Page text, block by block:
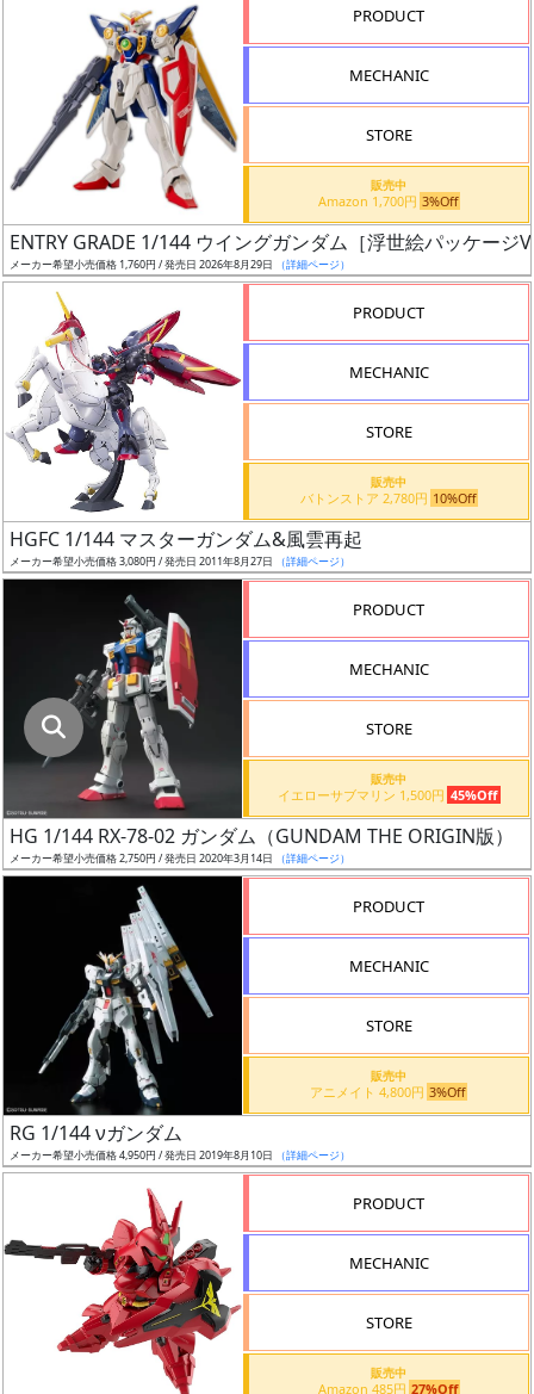
店
し
た
店
最
安
ボ
ク
ス
ア
ー
タ
ー
PRODUCT
MECHANIC
STORE
販売中
Amazon 1,700円 3%Off
ENTRY GRADE 1/144 ウイングガンダム［浮世絵パッケージ
メーカー希望小売価格 1,760円 / 発売日 2026年8月29日 （詳細ページ）
PRODUCT
MECHANIC
STORE
販売中
バトンストア 2,780円 10%Off
HGFC 1/144 マスターガンダム&風雲再起
メーカー希望小売価格 3,080円 / 発売日 2011年8月27日 （詳細ページ）
PRODUCT
MECHANIC
STORE
販売中
イエローサブマリン 1,500円 45%Off
HG 1/144 RX-78-02 ガンダム（GUNDAM THE ORIGIN版）
メーカー希望小売価格 2,750円 / 発売日 2020年3月14日 （詳細ページ）
PRODUCT
MECHANIC
STORE
販売中
アニメイト 4,800円 3%Off
RG 1/144 νガンダム
メーカー希望小売価格 4,950円 / 発売日 2019年8月10日 （詳細ページ）
PRODUCT
MECHANIC
STORE
販売中
Amazon 485円 27%Off